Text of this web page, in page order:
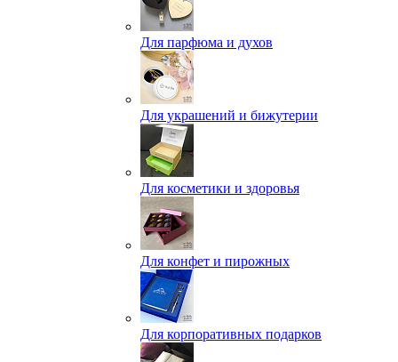
Для парфюма и духов
Для украшений и бижутерии
Для косметики и здоровья
Для конфет и пирожных
Для корпоративных подарков